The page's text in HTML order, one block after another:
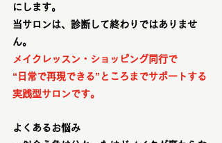
にします。
当サロンは、診断して終わりではありませ
ん。
メイクレッスン・ショッピング同行で
“日常で再現できる”ところまでサポートする
実践型サロンです。
よくあるお悩み